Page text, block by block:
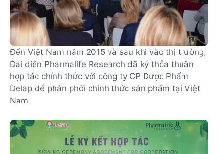
Đến Việt Nam năm 2015 và sau khi vào thị trường,
Đại diện Pharmalife Research đã ký thỏa thuận
hợp tác chính thức với công ty CP Dược Phẩm
Delap để phân phối chính thức sản phẩm tại Việt
Nam.